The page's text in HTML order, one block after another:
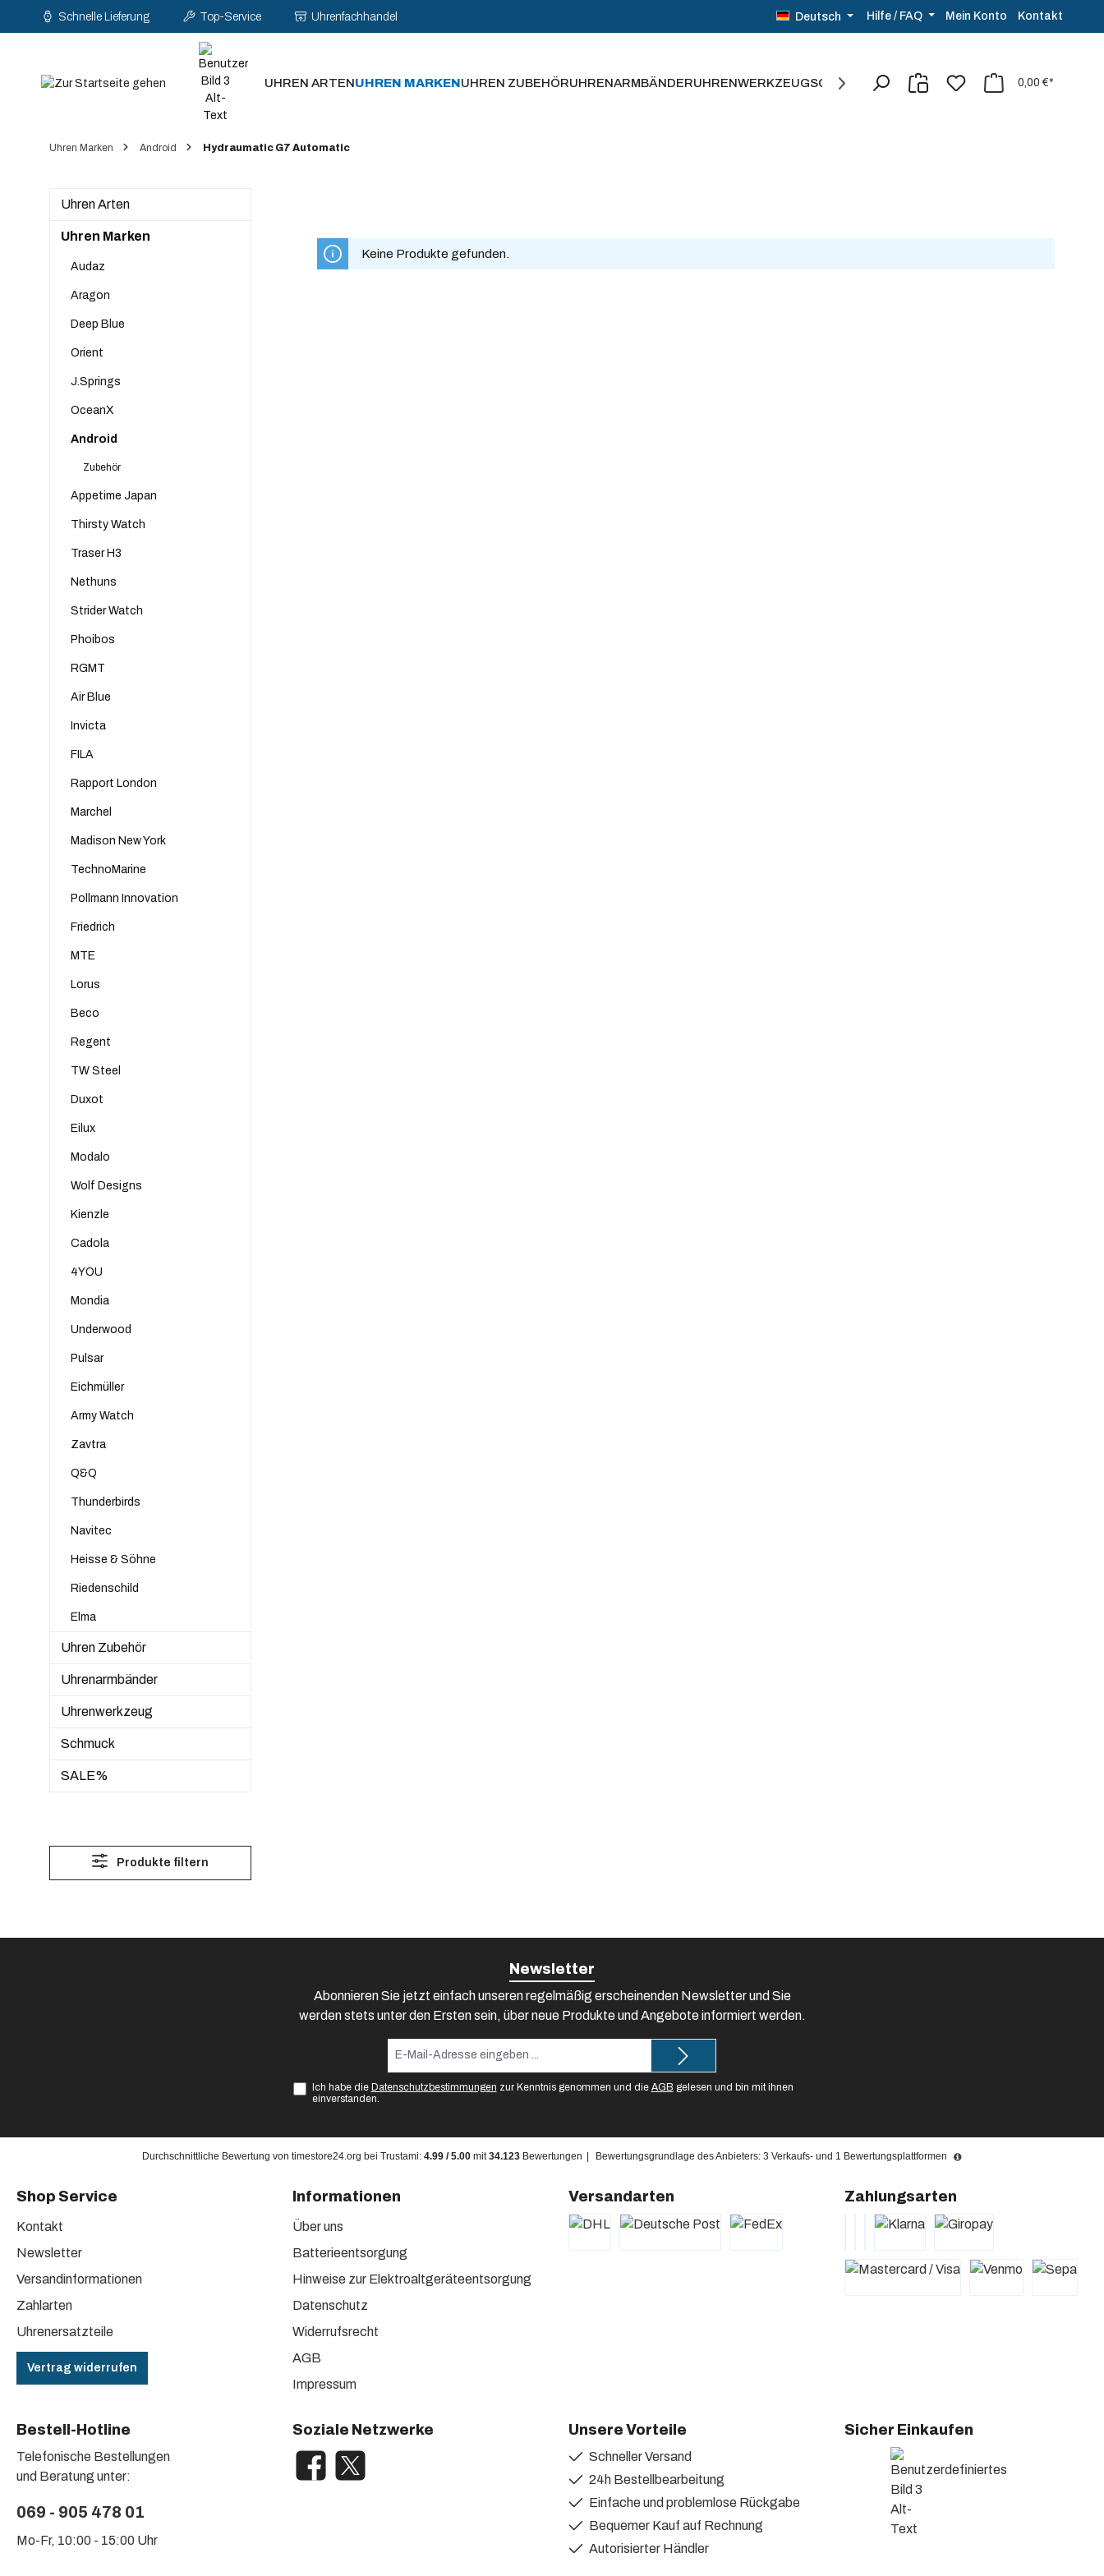
Zur Hauptnavigation springen
Schnelle Lieferung Top-Service Uhrenfachhandel Deutsch Hilfe / FAQ Mein Konto Kontakt
UHREN ARTENUHREN MARKENUHREN ZUBEHÖRUHRENARMBÄNDERUHRENWERKZEUGSCHMUCK SALE% 0,00 €*
Uhren Marken Android Hydraumatic G7 Automatic
Uhren Arten
Uhren Marken
Audaz
Aragon
Deep Blue
Orient
J.Springs
OceanX
Android
Zubehör
Appetime Japan
Thirsty Watch
Traser H3
Nethuns
Strider Watch
Phoibos
RGMT
Air Blue
Invicta
FILA
Rapport London
Marchel
Madison New York
TechnoMarine
Pollmann Innovation
Friedrich
MTE
Lorus
Beco
Regent
TW Steel
Duxot
Eilux
Modalo
Wolf Designs
Kienzle
Cadola
4YOU
Mondia
Underwood
Pulsar
Eichmüller
Army Watch
Zavtra
Q&Q
Thunderbirds
Navitec
Heisse & Söhne
Riedenschild
Elma
Uhren Zubehör
Uhrenarmbänder
Uhrenwerkzeug
Schmuck
SALE%
Produkte filtern
Keine Produkte gefunden.
Durchschnittliche Bewertung von timestore24.org bei Trustami: 4.99/5.00mit34.123 Bewertungen Bewertungsgrundlage des Anbieters: 3 Verkaufs- und 1 Bewertungsplattformen
Newsletter
Abonnieren Sie jetzt einfach unseren regelmäßig erscheinenden Newsletter und Sie
werden stets unter den Ersten sein, über neue Produkte und Angebote informiert werden.
Mail-
Adresse*
Ich habe die Datenschutzbestimmungen zur Kenntnis genommen und die AGB gelesen und bin mit ihnen
einverstanden.
Shop Service
Kontakt
Newsletter
Versandinformationen
Zahlarten
Uhrenersatzteile
Vertrag widerrufen
Informationen
Über uns
Batterieentsorgung
Hinweise zur Elektroaltgeräteentsorgung
Datenschutz
Widerrufsrecht
AGB
Impressum
Versandarten Zahlungsarten
Bestell-Hotline
Telefonische Bestellungen
und Beratung unter:
069 - 905 478 01
Mo-Fr, 10:00 - 15:00 Uhr
Soziale Netzwerke
FacebookX / Twitter
Unsere Vorteile
Schneller Versand
24h Bestellbearbeitung
Einfache und problemlose Rückgabe
Bequemer Kauf auf Rechnung
Autorisierter Händler
Sicher Einkaufen